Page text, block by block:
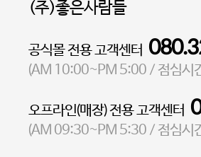
(주)좋은사람들
대표 이성현,박영환| 개인정보
통신판매업 신고번호 2023-서
사업자등록번호 105-81-
공식몰 전용 고객센터
(AM 10:00~PM 5:00 / 점심시
오프라인(매장) 전용 고객센터
(AM 09:30~PM 5:30 / 점심시